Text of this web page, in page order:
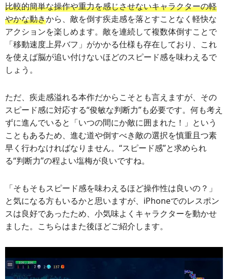
比較的簡単な操作や重力を感じさせないキャラクターの軽
やかな動きから、敵を倒す疾走感を落とすことなく軽快な
アクションを楽しめます。敵を連続して複数体倒すことで
「移動速度上昇バフ」がかかる仕様も存在しており、これ
を使えば脳が追い付けないほどのスピード感を味わえるで
しょう。
ただ、疾走感溢れる本作だからこそとも言えますが、その
スピード感に対応する“俊敏な判断力”も必要です。何も考え
ずに進んでいると「いつの間にか敵に囲まれた！」という
こともあるため、進む道や倒すべき敵の選択を慎重且つ素
早く行わなければなりません。“スピード感”と求められ
る“判断力”の程よい塩梅が良いですね。
「そもそもスピード感を味わえるほど操作性は良いの？」
と気になる方もいるかと思いますが、iPhoneでのレスポン
スは良好であったため、小気味よくキャラクターを動かせ
ました。こちらはまた後ほどご紹介します。